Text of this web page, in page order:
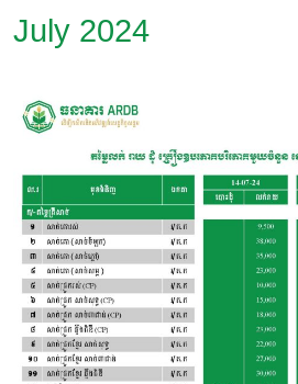
July 2024